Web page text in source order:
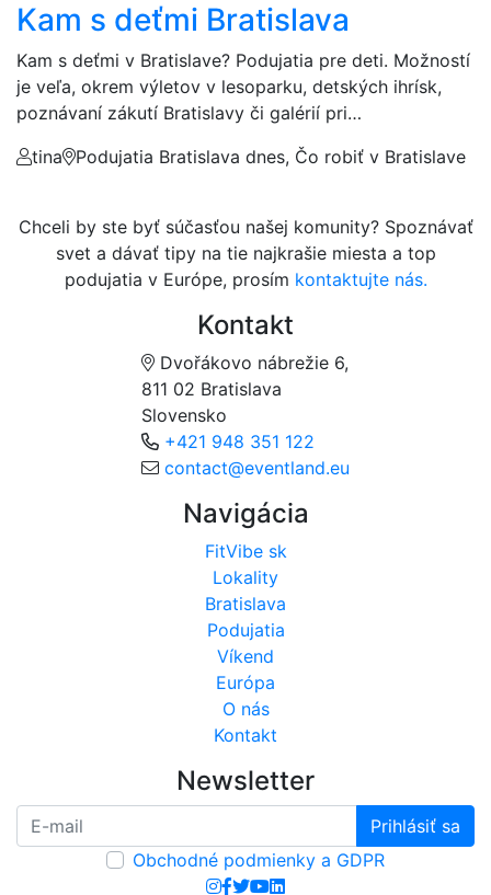
Kam s deťmi Bratislava
Kam s deťmi v Bratislave? Podujatia pre deti. Možností
je veľa, okrem výletov v lesoparku, detských ihrísk,
poznávaní zákutí Bratislavy či galérií pri…
tina
Podujatia Bratislava dnes, Čo robiť v Bratislave
Chceli by ste byť súčasťou našej komunity? Spoznávať
svet a dávať tipy na tie najkrašie miesta a top
podujatia v Európe, prosím kontaktujte nás.
Kontakt
Dvořákovo nábrežie 6,
811 02 Bratislava
Slovensko
+421 948 351 122
contact@eventland.eu
Navigácia
FitVibe sk
Lokality
Bratislava
Podujatia
Víkend
Európa
O nás
Kontakt
Newsletter
Prihlásiť sa
Obchodné podmienky a GDPR